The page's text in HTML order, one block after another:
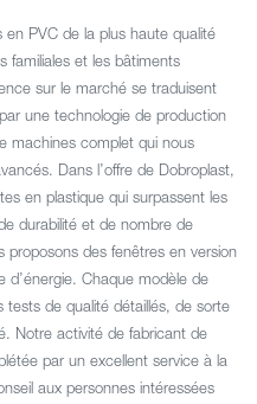
PVC de la plus haute qualité
familiales et les bâtiments
sur le marché se traduisent
une technologie de production
machines complet qui nous
Dans l’offre de Dobroplast,
en plastique qui surpassent les
durabilité et de nombre de
proposons des fenêtres en version
Chaque modèle de
de qualité détaillés, de sorte
Notre activité de fabricant de
par un excellent service à la
aux personnes intéressées